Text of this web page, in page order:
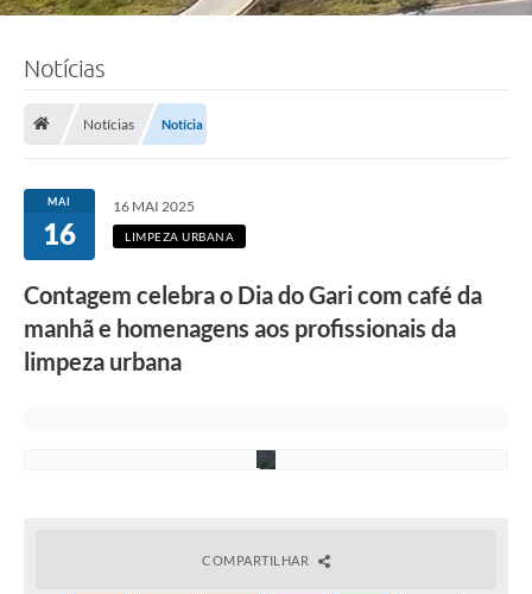
Notícias
Notícias Notícia
MAI
16
16 MAI 2025
LIMPEZA URBANA
Contagem celebra o Dia do Gari com café da
manhã e homenagens aos profissionais da
limpeza urbana
R
a
m
COMPARTILHAR